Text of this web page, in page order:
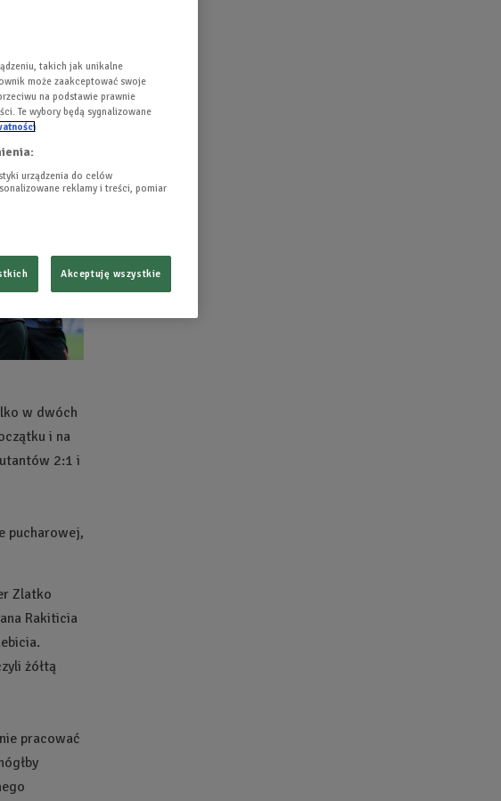
w
w dwóch
i na
2:1 i
pucharowej,
Zlatko
Rakiticia
żółtą
pracować
takich jak unikalne
może zaakceptować swoje
na podstawie prawnie
Te wybory będą sygnalizowane
urządzenia do celów
reklamy i treści, pomiar
Akceptuję wszystkie